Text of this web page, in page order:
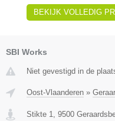
BEKIJK VOLLEDIG
SBI Works
Niet gevestigd in de
Oost-Vlaanderen »
Stikte 1, 9500